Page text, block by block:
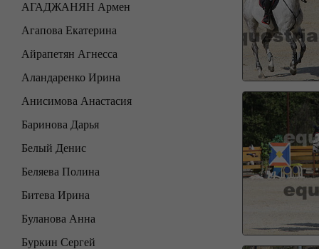
АГАДЖАНЯН Армен
Агапова Екатерина
Айрапетян Агнесса
Аландаренко Ирина
Анисимова Анастасия
Баринова Дарья
Белый Денис
Беляева Полина
Битева Ирина
Буланова Анна
Буркин Сергей